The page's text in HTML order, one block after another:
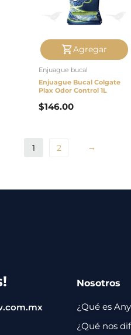
Agregar
Enjuague bucal
Enjuague Bucal Colgate
Plax Odor Control 1L
$146.00
1 2 →
Nosotros
¿Qué es
¿Qué nos